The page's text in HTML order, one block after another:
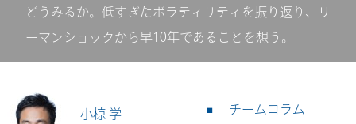
どうみるか。低すぎたボラティリティを振り返り、リ
ーマンショックから早10年であることを想う。
小椋 学
チームコラム